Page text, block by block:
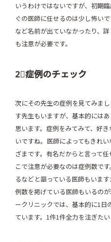
いうわけではないですが、初期
ぐの医師に任せるのは少し怖い
など名前が出ていなかったり、
も注意が必要です。
2⃣症例のチェック
次にその先生の症例を見てみま
す先生もいますが、基本的には
思います。症例をみてみて、好
いですね。医師によってもきれ
ざまです。有名だからと言って
こで注意が必要なのは症例数で
るなどと謳っている医師もいま
例数を掲げている医師もいるの
ークリニックでは、基本的に1日
ています。1件1件全力を注ぎた